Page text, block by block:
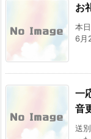
お
本
6月
一
音
送